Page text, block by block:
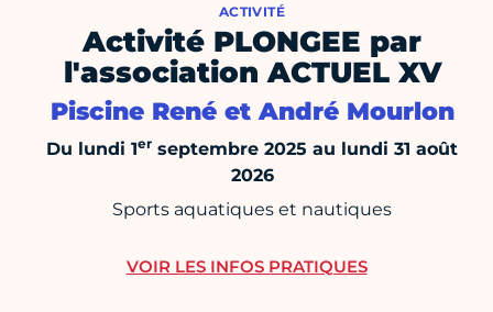
ACTIVITÉ
Activité PLONGEE par
l'association ACTUEL XV
Piscine René et André Mourlon
Du lundi 1er septembre 2025 au lundi 31 août
2026
Sports aquatiques et nautiques
VOIR LES INFOS PRATIQUES